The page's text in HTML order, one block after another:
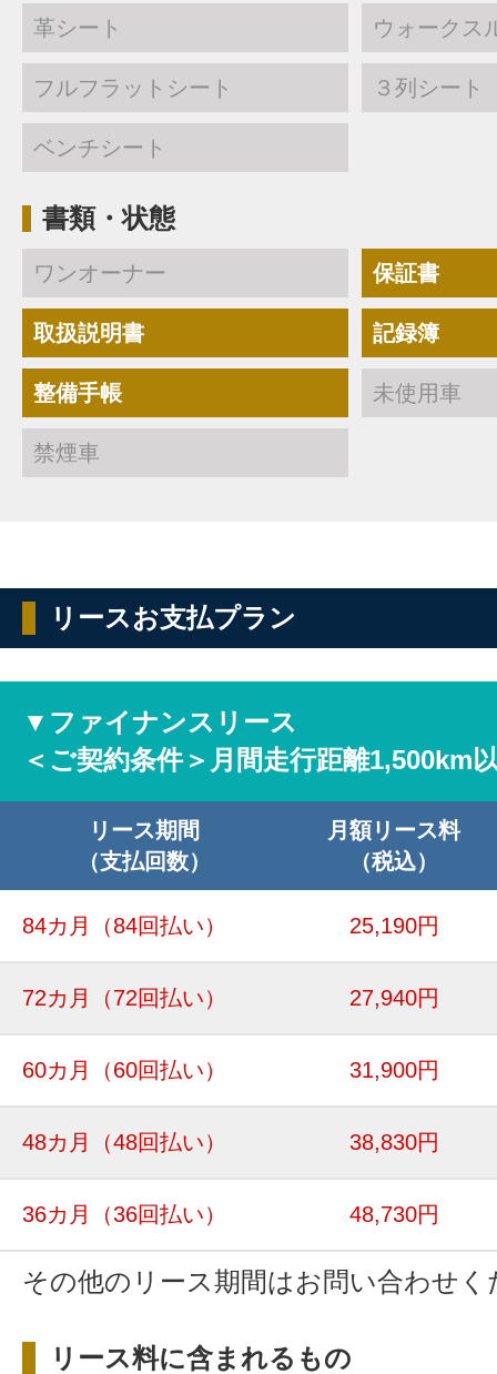
革シート ウォークス
フルフラットシート ３列シート
ベンチシート
書類・状態
ワンオーナー 保証書
取扱説明書 記録簿
整備手帳 未使用車
禁煙車
リースお支払プラン
▼ファイナンスリース
＜ご契約条件＞月間走行距離1,500km
リース期間
（支払回数）
月額リース料
（税込）
84カ月 （84回払い） 25,190円
72カ月 （72回払い） 27,940円
60カ月 （60回払い） 31,900円
48カ月 （48回払い） 38,830円
36カ月 （36回払い） 48,730円
その他のリース期間はお問い合わせく
リース料に含まれるもの